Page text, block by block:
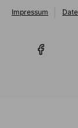
Impressum